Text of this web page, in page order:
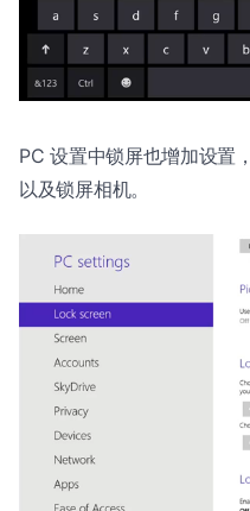
PC 设置中锁屏也增加设置
以及锁屏相机。